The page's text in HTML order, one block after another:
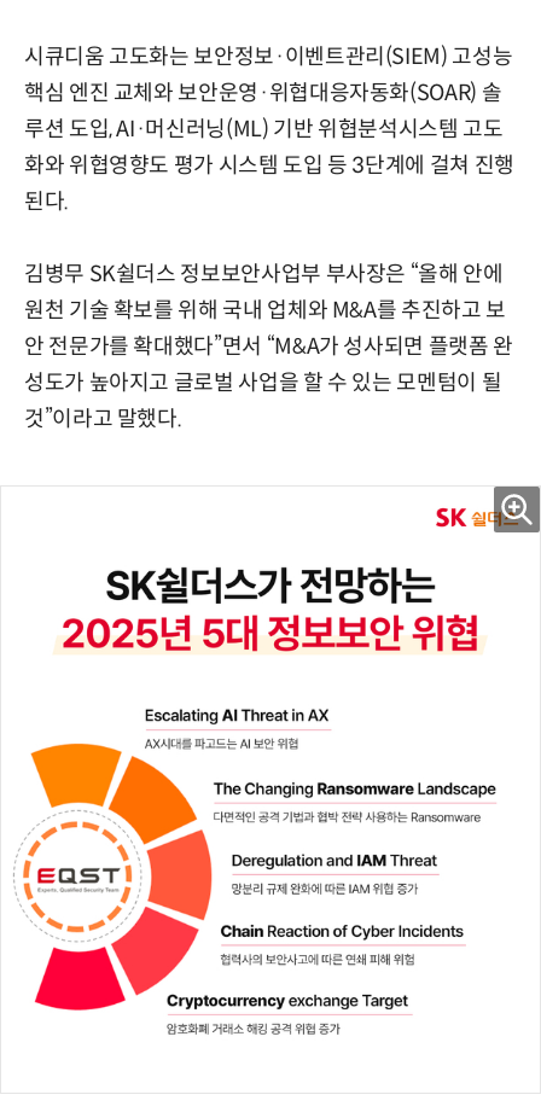
시큐디움 고도화는 보안정보·이벤트관리(SIEM) 고성능
핵심 엔진 교체와 보안운영·위협대응자동화(SOAR) 솔
루션 도입, AI·머신러닝(ML) 기반 위협분석시스템 고도
화와 위협영향도 평가 시스템 도입 등 3단계에 걸쳐 진행
된다.
김병무 SK쉴더스 정보보안사업부 부사장은 “올해 안에
원천 기술 확보를 위해 국내 업체와 M&A를 추진하고 보
안 전문가를 확대했다”면서 “M&A가 성사되면 플랫폼 완
성도가 높아지고 글로벌 사업을 할 수 있는 모멘텀이 될
것”이라고 말했다.